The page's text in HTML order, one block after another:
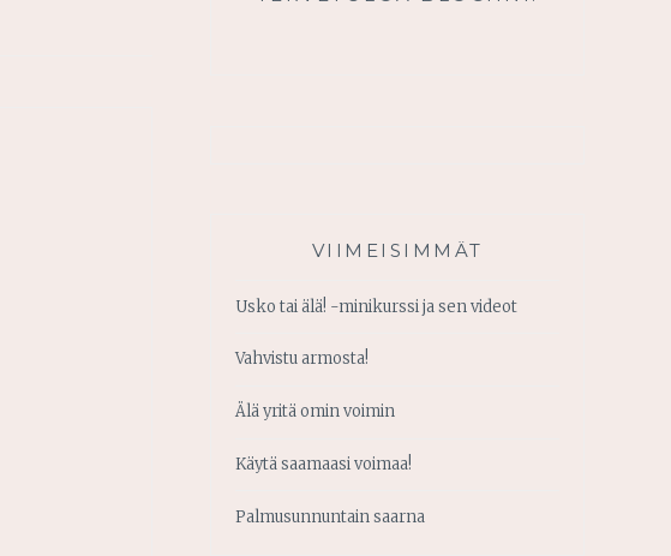
VIIMEISIMMÄT
Usko tai älä! -minikurssi ja sen videot
Vahvistu armosta!
Älä yritä omin voimin
Käytä saamaasi voimaa!
Palmusunnuntain saarna